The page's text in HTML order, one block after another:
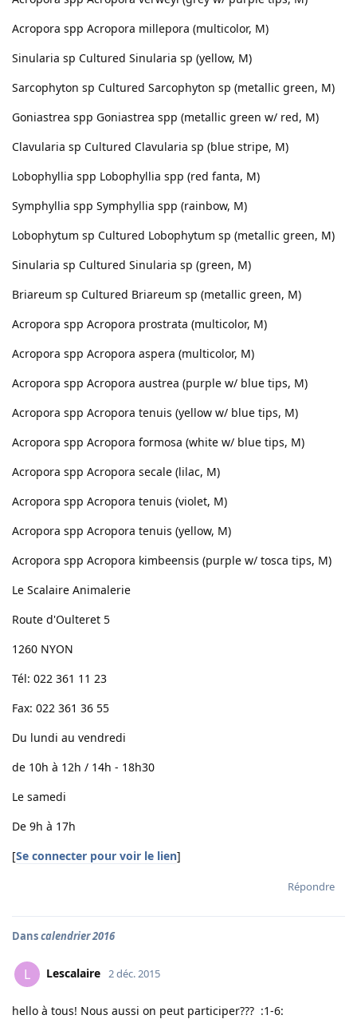
Acropora spp Acropora millepora (multicolor, M)
Sinularia sp Cultured Sinularia sp (yellow, M)
Sarcophyton sp Cultured Sarcophyton sp (metallic green, M)
Goniastrea spp Goniastrea spp (metallic green w/ red, M)
Clavularia sp Cultured Clavularia sp (blue stripe, M)
Lobophyllia spp Lobophyllia spp (red fanta, M)
Symphyllia spp Symphyllia spp (rainbow, M)
Lobophytum sp Cultured Lobophytum sp (metallic green, M)
Sinularia sp Cultured Sinularia sp (green, M)
Briareum sp Cultured Briareum sp (metallic green, M)
Acropora spp Acropora prostrata (multicolor, M)
Acropora spp Acropora aspera (multicolor, M)
Acropora spp Acropora austrea (purple w/ blue tips, M)
Acropora spp Acropora tenuis (yellow w/ blue tips, M)
Acropora spp Acropora formosa (white w/ blue tips, M)
Acropora spp Acropora secale (lilac, M)
Acropora spp Acropora tenuis (violet, M)
Acropora spp Acropora tenuis (yellow, M)
Acropora spp Acropora kimbeensis (purple w/ tosca tips, M)
Le Scalaire Animalerie
Route d'Oulteret 5
1260 NYON
Tél: 022 361 11 23
Fax: 022 361 36 55
Du lundi au vendredi
de 10h à 12h / 14h - 18h30
Le samedi
De 9h à 17h
[Se connecter pour voir le lien]
Répondre
Danscalendrier 2016
L Lescalaire 2 déc. 2015
hello à tous! Nous aussi on peut participer??? :1-6: